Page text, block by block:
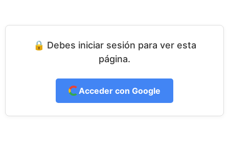
🔒 Debes iniciar sesión para ver esta
página.
Acceder con Google